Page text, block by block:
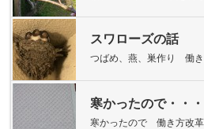
スワローズの話
つばめ、燕、巣作り 働
寒かったので・・・
寒かったので 働き方改